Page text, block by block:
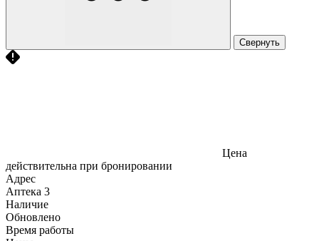
Свернуть
Цена
действительна при бронировании
Адрес
Аптека 3
Наличие
Обновлено
Время работы